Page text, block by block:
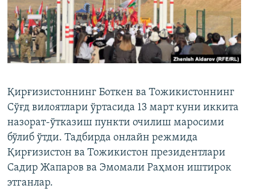
Қирғизистоннинг Боткен ва Тожикистоннинг
Сўғд вилоятлари ўртасида 13 март куни иккита
назорат-ўтказиш пункти очилиш маросими
бўлиб ўтди. Тадбирда онлайн режмида
Қирғизистон ва Тожикистон президентлари
Садир Жапаров ва Эмомали Раҳмон иштирок
этганлар.